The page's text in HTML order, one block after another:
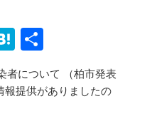
H
at
e
有
者について （柏市発表
提供がありましたの